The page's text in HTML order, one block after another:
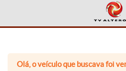
Olá, o veículo que buscava foi